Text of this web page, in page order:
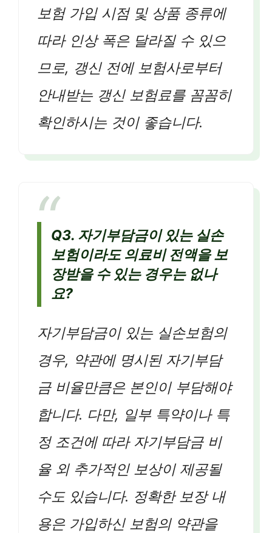
보험 가입 시점 및 상품 종류에
따라 인상 폭은 달라질 수 있으
므로, 갱신 전에 보험사로부터
안내받는 갱신 보험료를 꼼꼼히
확인하시는 것이 좋습니다.
Q3. 자기부담금이 있는 실손
보험이라도 의료비 전액을 보
장받을 수 있는 경우는 없나
요?
자기부담금이 있는 실손보험의
경우, 약관에 명시된 자기부담
금 비율만큼은 본인이 부담해야
합니다. 다만, 일부 특약이나 특
정 조건에 따라 자기부담금 비
율 외 추가적인 보상이 제공될
수도 있습니다. 정확한 보장 내
용은 가입하신 보험의 약관을